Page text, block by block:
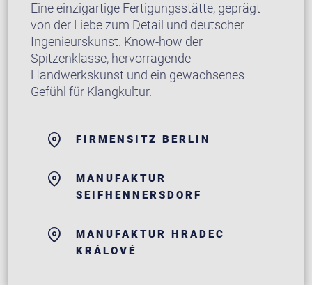
Eine einzigartige Fertigungsstätte, geprägt
von der Liebe zum Detail und deutscher
Ingenieurskunst. Know-how der
Spitzenklasse, hervorragende
Handwerkskunst und ein gewachsenes
Gefühl für Klangkultur.
FIRMENSITZ BERLIN
MANUFAKTUR
SEIFHENNERSDORF
MANUFAKTUR HRADEC
KRÁLOVÉ